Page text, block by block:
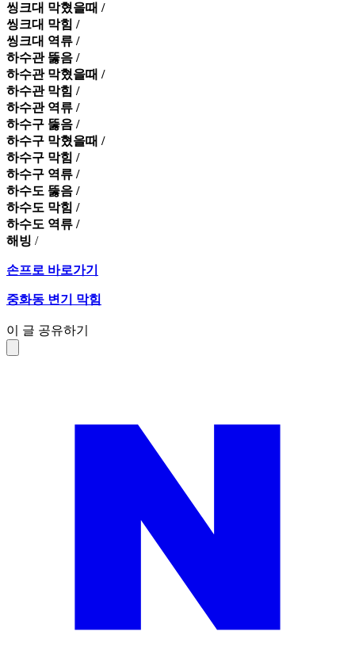
씽크대 막혔을때 /
씽크대 막힘 /
씽크대 역류 /
하수관 뚫음 /
하수관 막혔을때 /
하수관 막힘 /
하수관 역류 /
하수구 뚫음 /
하수구 막혔을때 /
하수구 막힘 /
하수구 역류 /
하수도 뚫음 /
하수도 막힘 /
하수도 역류 /
해빙 /
손프로 바로가기
중화동 변기 막힘
이 글 공유하기